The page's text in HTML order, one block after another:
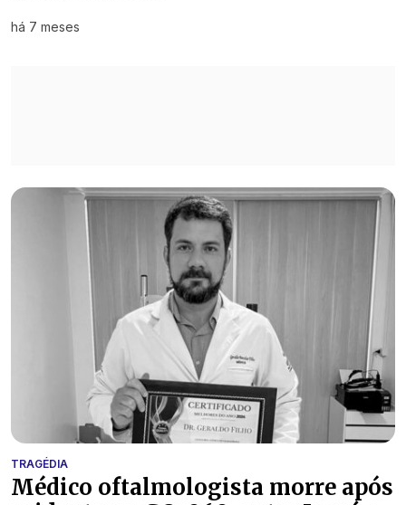
há 7 meses
TRAGÉDIA
Médico oftalmologista morre após